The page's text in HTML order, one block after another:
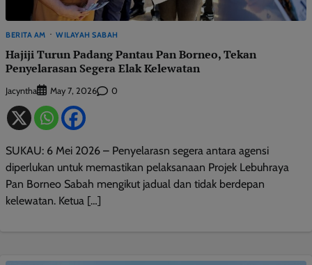
BERITA AM WILAYAH SABAH
Hajiji Turun Padang Pantau Pan Borneo, Tekan
Penyelarasan Segera Elak Kelewatan
Jacyntha May 7, 2026 0
SUKAU: 6 Mei 2026 – Penyelarasn segera antara agensi
diperlukan untuk memastikan pelaksanaan Projek Lebuhraya
Pan Borneo Sabah mengikut jadual dan tidak berdepan
kelewatan. Ketua […]